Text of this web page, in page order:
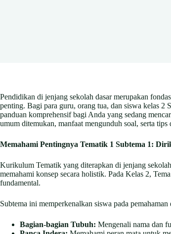
Pendidikan di jenjang sekolah dasar merupakan
penting. Bagi para guru, orang tua, dan siswa kelas
panduan komprehensif bagi Anda yang sedang
umum ditemukan, manfaat mengunduh soal, serta
Memahami Pentingnya Tematik 1 Subtema 1:
Kurikulum Tematik yang diterapkan di jenjang
memahami konsep secara holistik. Pada Kelas 2,
fundamental.
Subtema ini memperkenalkan siswa pada
Bagian-bagian Tubuh: Mengenali nama dan